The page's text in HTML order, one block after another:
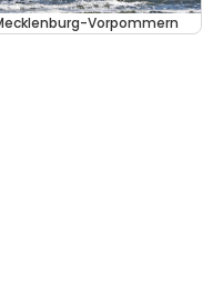
Vorpommern